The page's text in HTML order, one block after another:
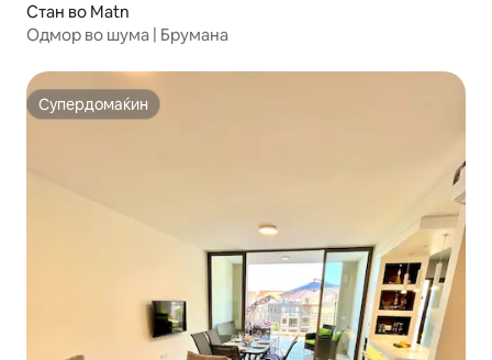
Стан во Matn
Одмор во шума | Брумана
Супердомаќин
Супердомаќин